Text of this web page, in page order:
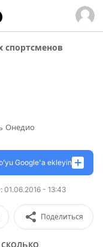
спортсменов
Онедио
Google'a ekleyin
- 13:43
Поделиться